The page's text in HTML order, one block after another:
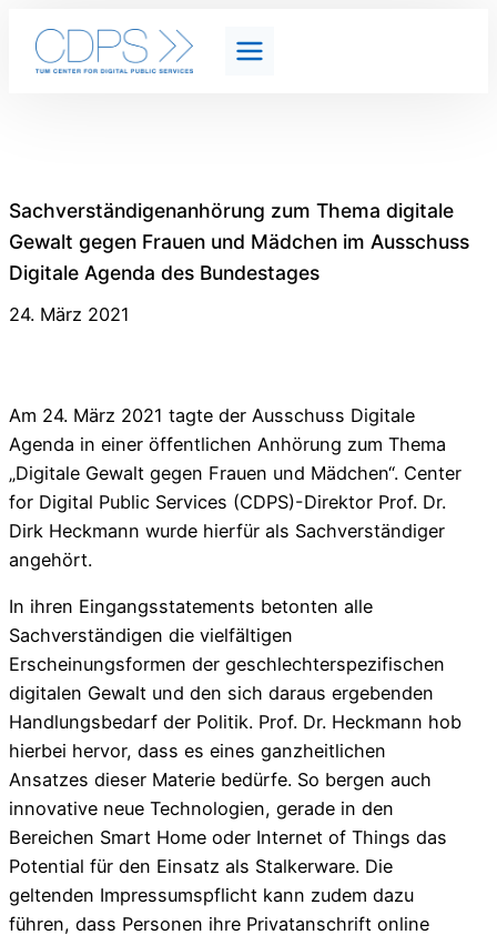
Sachverständigenanhörung zum Thema digitale
Gewalt gegen Frauen und Mädchen im Ausschuss
Digitale Agenda des Bundestages
24. März 2021
Am 24. März 2021 tagte der Ausschuss Digitale
Agenda in einer öffentlichen Anhörung zum Thema
„Digitale Gewalt gegen Frauen und Mädchen“. Center
for Digital Public Services (CDPS)-Direktor Prof. Dr.
Dirk Heckmann wurde hierfür als Sachverständiger
angehört.
In ihren Eingangsstatements betonten alle
Sachverständigen die vielfältigen
Erscheinungsformen der geschlechterspezifischen
digitalen Gewalt und den sich daraus ergebenden
Handlungsbedarf der Politik. Prof. Dr. Heckmann hob
hierbei hervor, dass es eines ganzheitlichen
Ansatzes dieser Materie bedürfe. So bergen auch
innovative neue Technologien, gerade in den
Bereichen Smart Home oder Internet of Things das
Potential für den Einsatz als Stalkerware. Die
geltenden Impressumspflicht kann zudem dazu
führen, dass Personen ihre Privatanschrift online